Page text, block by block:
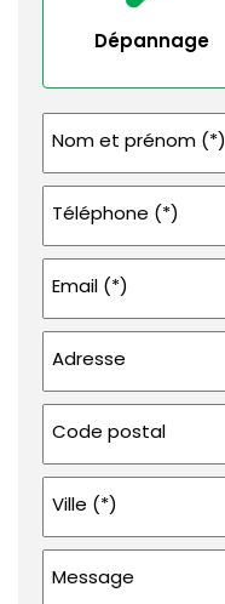
Dépannage
Nom et prénom (*)
Téléphone (*)
Email (*)
Adresse
Code postal
Ville (*)
Message